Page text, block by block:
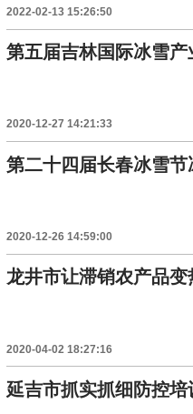
2022-02-13 15:26:50
第五届吉林国际冰雪
2020-12-27 14:21:33
第二十四届长春冰雪
2020-12-26 14:59:00
龙井市让滞销农产品变
2020-04-02 18:27:16
延吉市抓实抓细防控